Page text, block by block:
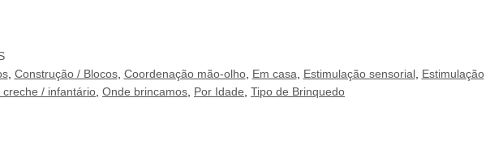
, Construção / Blocos, Coordenação mão-olho, Em casa Estimulação sensorial, Estimulação
creche / infantário Onde brincamos Por Idade Tipo de Brinquedo